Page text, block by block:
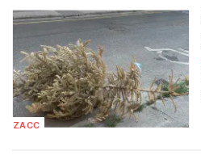
ZACC